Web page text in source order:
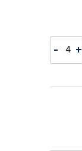
- +